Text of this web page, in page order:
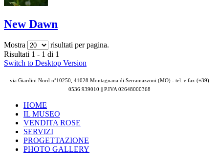
New Dawn
Mostra
risultati per pagina.
Risultati 1 - 1 di 1
Switch to Desktop Version
via Giardini Nord n°10250, 41028 Montagnana di Serramazzoni (MO) - tel. e fax (+39)
0536 939010 || P.IVA02648000368
HOME
IL MUSEO
VENDITA ROSE
SERVIZI
PROGETTAZIONE
PHOTO GALLERY